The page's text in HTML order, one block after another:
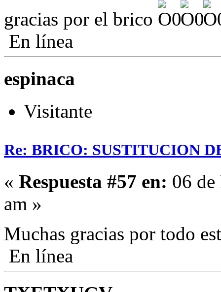
gracias por el brico
En línea
espinaca
Visitante
Re: BRICO: SUSTITUCION
« Respuesta #57 en: 06 de
am »
Muchas gracias por todo
En línea